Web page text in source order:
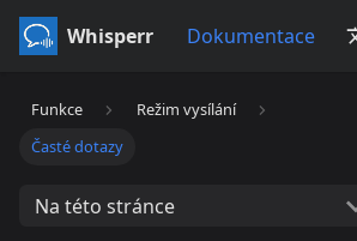
Whisperr Dokumentace
Funkce
Režim vysílání
Časté dotazy
Na této stránce